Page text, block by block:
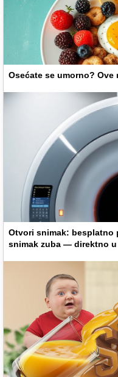
Osećate se umorno?
Otvori snimak: besplatno
snimak zuba — direktno u